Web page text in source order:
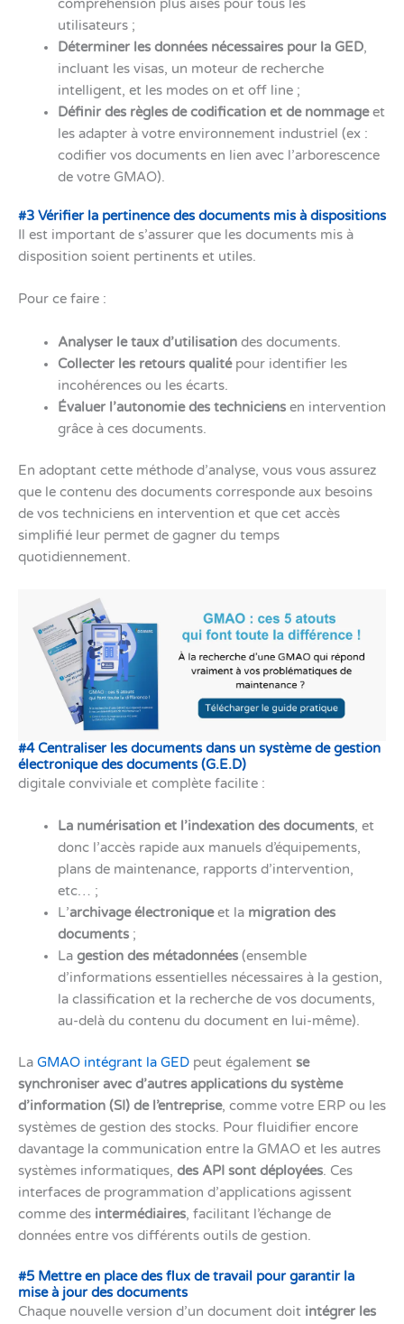
compréhension plus aisés pour tous les
utilisateurs ;
Déterminer les données nécessaires pour la GED,
incluant les visas, un moteur de recherche
intelligent, et les modes on et off line ;
Définir des règles de codification et de nommageet
les adapter à votre environnement industriel (ex :
codifier vos documents en lien avec l’arborescence
de votre GMAO).
#3 Vérifier la pertinence des documents mis à dispositions
Il est important de s’assurer que les documents mis à
disposition soient pertinents et utiles.
Pour ce faire :
Analyser le taux d’utilisationdes documents.
Collecter les retours qualitépour identifier les
incohérences ou les écarts.
Évaluer l’autonomie des techniciensen intervention
grâce à ces documents.
En adoptant cette méthode d’analyse, vous vous assurez
que le contenu des documents corresponde aux besoins
de vos techniciens en intervention et que cet accès
simplifié leur permet de gagner du temps
quotidiennement.
#4 Centraliser les documents dans un système de gestion
électronique des documents (G.E.D)
digitale conviviale et complète facilite :
La numérisation et l’indexation des documents, et
donc l’accès rapide aux manuels d’équipements,
plans de maintenance, rapports d’intervention,
etc… ;
L’archivage électroniqueet la migration des
documents ;
La gestion des métadonnées(ensemble
d’informations essentielles nécessaires à la gestion,
la classification et la recherche de vos documents,
au-delà du contenu du document en lui-même).
La GMAO intégrant la GED peut également se
synchroniser avec d’autres applications du système
d’information (SI) de l’entreprise, comme votre ERP ou les
systèmes de gestion des stocks. Pour fluidifier encore
davantage la communication entre la GMAO et les autres
systèmes informatiques, des API sont déployées. Ces
interfaces de programmation d’applications agissent
comme des intermédiaires, facilitant l’échange de
données entre vos différents outils de gestion.
#5 Mettre en place des flux de travail pour garantir la
mise à jour des documents
Chaque nouvelle version d’un document doit intégrer les